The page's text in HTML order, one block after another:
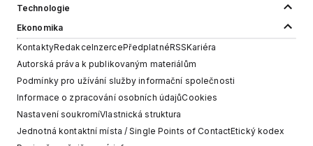
Technologie
Ekonomika
KontaktyRedakceInzercePředplatnéRSSKariéra
Autorská práva k publikovaným materiálům
Podmínky pro užívání služby informační společnosti
Informace o zpracování osobních údajůCookies
Nastavení soukromíVlastnická struktura
Jednotná kontaktní místa / Single Points of ContactEtický kodex